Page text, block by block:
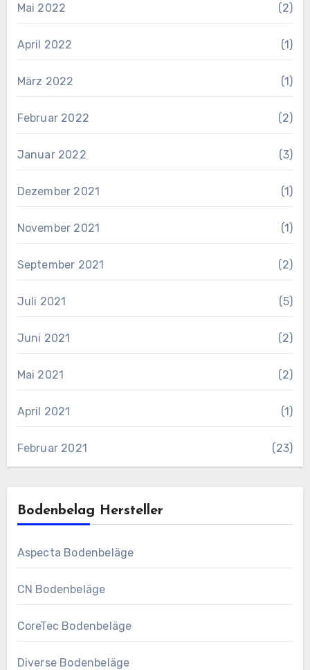
Mai 2022 (2)
April 2022 (1)
März 2022 (1)
Februar 2022 (2)
Januar 2022 (3)
Dezember 2021 (1)
November 2021 (1)
September 2021 (2)
Juli 2021 (5)
Juni 2021 (2)
Mai 2021 (2)
April 2021 (1)
Februar 2021 (23)
Bodenbelag Hersteller
Aspecta Bodenbeläge
CN Bodenbeläge
CoreTec Bodenbeläge
Diverse Bodenbeläge